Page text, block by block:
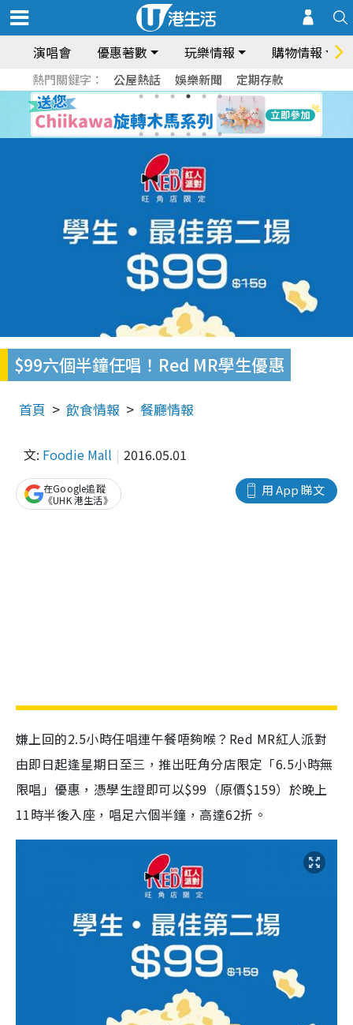
演唱會 優惠著數 玩樂情報 購物情報
熱門關鍵字： 公屋熱話 娛樂新聞 定期存款
$99六個半鐘任唱！Red MR學生優惠
首頁 飲食情報 餐廳情報
文: Foodie Mall 2016.05.01
用 App 睇文
在Google追蹤
《UHK 港生活》
嫌上回的2.5小時任唱連午餐唔夠喉？Red MR紅人派對
由即日起逢星期日至三，推出旺角分店限定「6.5小時無
限唱」優惠，憑學生證即可以$99（原價$159）於晚上
11時半後入座，唱足六個半鐘，高達62折。